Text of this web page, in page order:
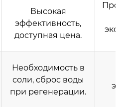
Высокая
эффективность,
доступная цена.
Необходимость в
соли, сброс воды
при регенерации.